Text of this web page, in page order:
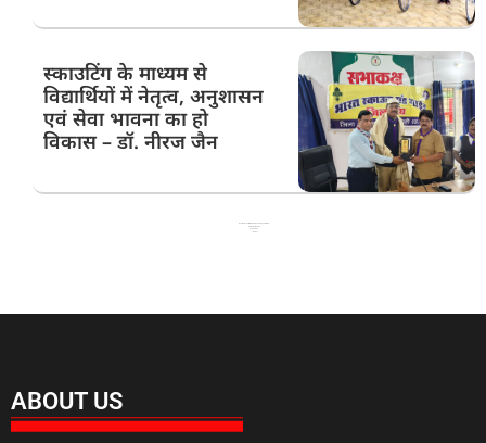
स्काउटिंग के माध्यम से
विद्यार्थियों में नेतृत्व, अनुशासन
एवं सेवा भावना का हो
विकास – डॉ. नीरज जैन
ABOUT US